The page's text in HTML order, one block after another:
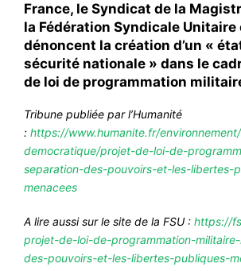
France, le Syndicat de la
la Fédération Syndicale Unitaire
dénoncent la création d’un «
sécurité nationale » dans le
de loi de programmation
Tribune publiée par l’Humanité
: https://www.humanite.fr/
democratique/projet-de-loi-de-
separation-des-pouvoirs-et-les-libertes-
menacees
A lire aussi sur le site de la FSU : https://
projet-de-loi-de-programmation-
des-pouvoirs-et-les-libertes-publiques-